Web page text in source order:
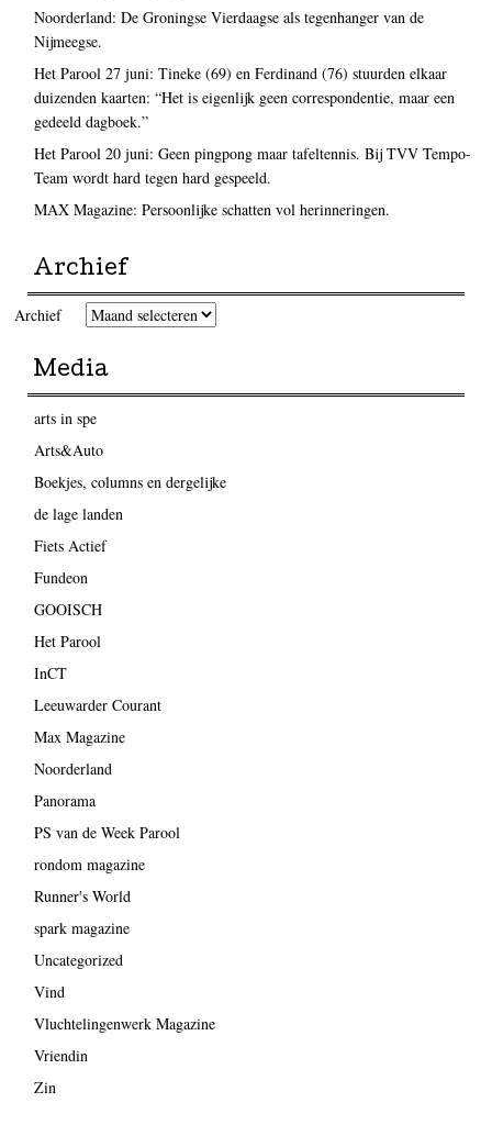
Noorderland: De Groningse Vierdaagse als tegenhanger van de
Nijmeegse.
Het Parool 27 juni: Tineke (69) en Ferdinand (76) stuurden elkaar
duizenden kaarten: “Het is eigenlijk geen correspondentie, maar een
gedeeld dagboek.”
Het Parool 20 juni: Geen pingpong maar tafeltennis. Bij TVV Tempo-
Team wordt hard tegen hard gespeeld.
MAX Magazine: Persoonlijke schatten vol herinneringen.
Archief
Archief
Media
arts in spe
Arts&Auto
Boekjes, columns en dergelijke
de lage landen
Fiets Actief
Fundeon
GOOISCH
Het Parool
InCT
Leeuwarder Courant
Max Magazine
Noorderland
Panorama
PS van de Week Parool
rondom magazine
Runner's World
spark magazine
Uncategorized
Vind
Vluchtelingenwerk Magazine
Vriendin
Zin